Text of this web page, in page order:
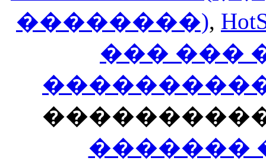
��������),
��� ���
�������